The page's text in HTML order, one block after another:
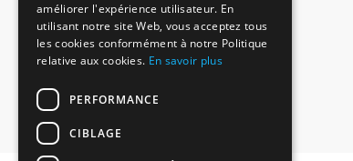
améliorer l'expérience utilisateur. En
utilisant notre site Web, vous acceptez tous
les cookies conformément à notre Politique
relative aux cookies. En savoir plus
PERFORMANCE
CIBLAGE